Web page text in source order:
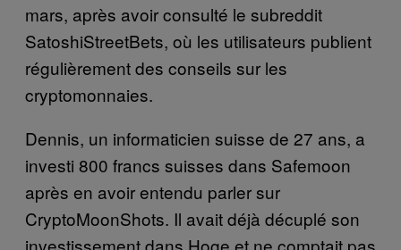
mars, après avoir consulté le subreddit
SatoshiStreetBets, où les utilisateurs publient
régulièrement des conseils sur les
cryptomonnaies.
Dennis, un informaticien suisse de 27 ans, a
investi 800 francs suisses dans Safemoon
après en avoir entendu parler sur
CryptoMoonShots. Il avait déjà décuplé son
investissement dans Hoge et ne comptait pas